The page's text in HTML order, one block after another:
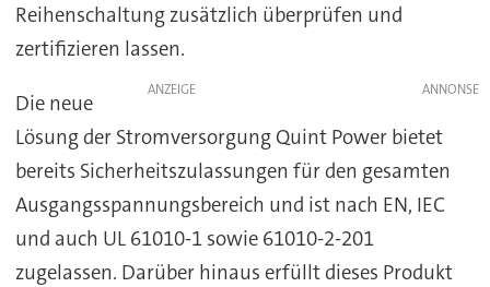
Reihenschaltung zusätzlich überprüfen und
zertifizieren lassen.
ANZEIGE
Die neue
Lösung der Stromversorgung Quint Power bietet
bereits Sicherheitszulassungen für den gesamten
Ausgangsspannungsbereich und ist nach EN, IEC
und auch UL 61010-1 sowie 61010-2-201
zugelassen. Darüber hinaus erfüllt dieses Produkt